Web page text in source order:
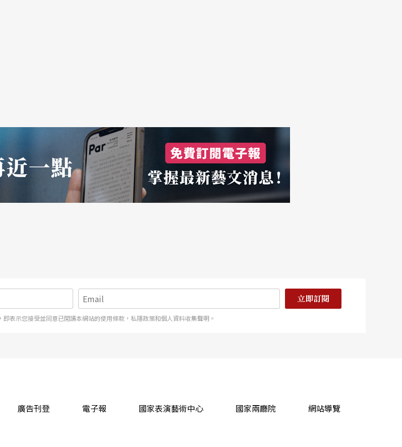
破碎的時間抽空聽CD，在腦子
就是要專注、以最好的一面呈
了什麼。
夫斯基的協奏曲。一進教室，他
奏家。如今她依然在push自己，
定，才有下一次更好的機會。然
力、也很感恩。但台灣學音樂的
……」
續趕課。
必須留在台中請媽媽照顧，有時必
良好的狀態？
用時間調配，空檔聽CD用腦子
可以保持得很好。但是若問的是身
立即訂閱
即表示您接受並同意已閱讀本網站的使用條款，私隱政策和個人資料收集聲明。
廣告刊登 電子報 國家表演藝術中心 國家兩廳院 網站導覽